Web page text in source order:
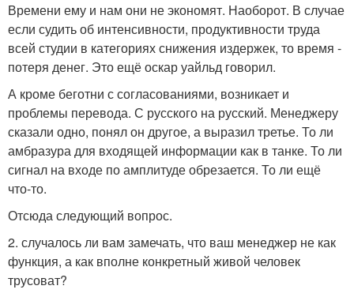
Времени ему и нам они не экономят. Наоборот. В случае
если судить об интенсивности, продуктивности труда
всей студии в категориях снижения издержек, то время -
потеря денег. Это ещё оскар уайльд говорил.
А кроме беготни с согласованиями, возникает и
проблемы перевода. С русского на русский. Менеджеру
сказали одно, понял он другое, а выразил третье. То ли
амбразура для входящей информации как в танке. То ли
сигнал на входе по амплитуде обрезается. То ли ещё
что-то.
Отсюда следующий вопрос.
2. случалось ли вам замечать, что ваш менеджер не как
функция, а как вполне конкретный живой человек
трусоват?